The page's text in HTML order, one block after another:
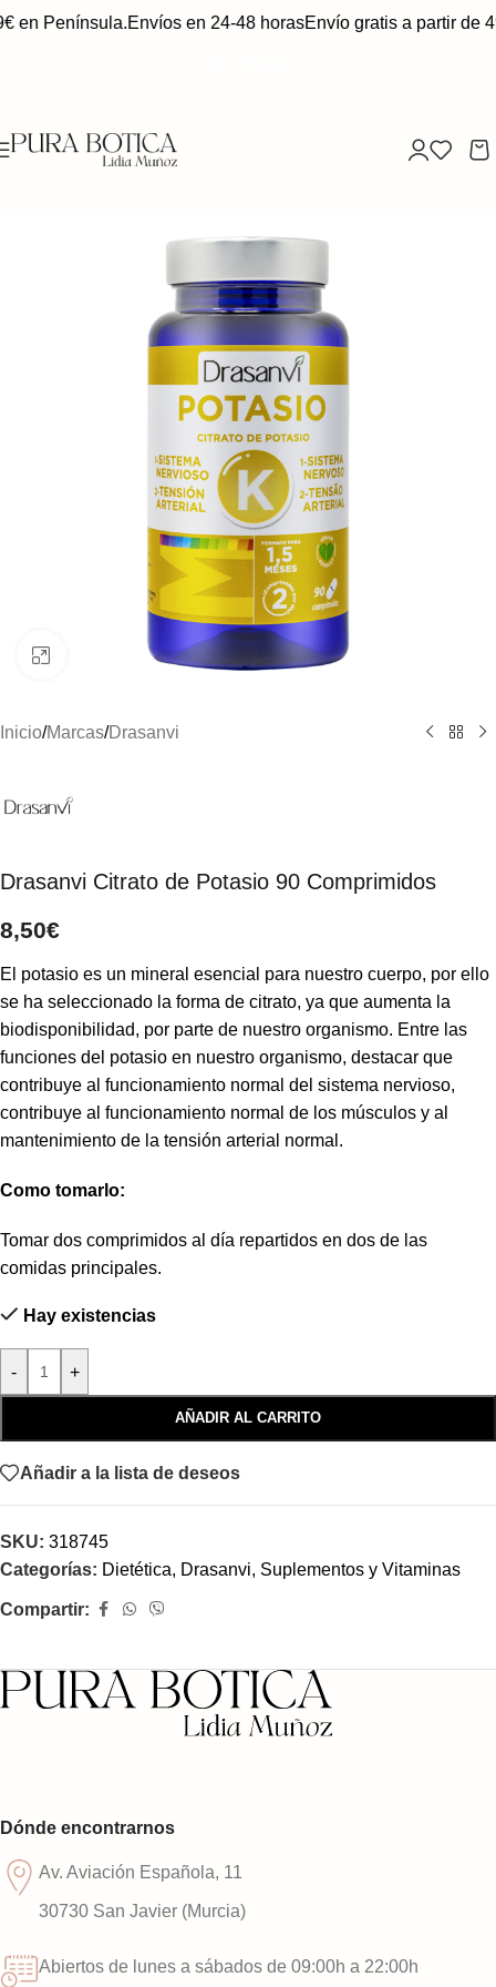
en Península.Envíos en 24-48 horasEnvío gratis a partir de
Clic para ampliar
Inicio/Marcas/Drasanvi
Drasanvi Citrato de Potasio 90 Comprimidos
8,50€
El potasio es un mineral esencial para nuestro cuerpo, por ello
se ha seleccionado la forma de citrato, ya que aumenta la
biodisponibilidad, por parte de nuestro organismo. Entre las
funciones del potasio en nuestro organismo, destacar que
contribuye al funcionamiento normal del sistema nervioso,
contribuye al funcionamiento normal de los músculos y al
mantenimiento de la tensión arterial normal.
Como tomarlo:
Tomar dos comprimidos al día repartidos en dos de las
comidas principales.
Hay existencias
- +
AÑADIR AL CARRITO
Añadir a la lista de deseos
SKU: 318745
Categorías: Dietética, Drasanvi, Suplementos y Vitaminas
Compartir:
Dónde encontrarnos
Av. Aviación Española, 11
30730 San Javier (Murcia)
Abiertos de lunes a sábados de 09:00h a 22:00h